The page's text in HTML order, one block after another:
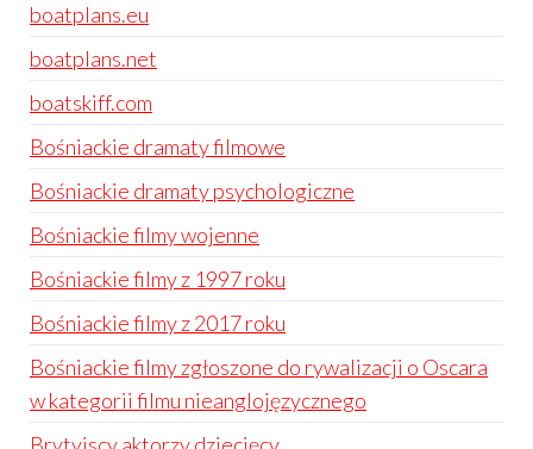
boatplans.eu
boatplans.net
boatskiff.com
Bośniackie dramaty filmowe
Bośniackie dramaty psychologiczne
Bośniackie filmy wojenne
Bośniackie filmy z 1997 roku
Bośniackie filmy z 2017 roku
Bośniackie filmy zgłoszone do rywalizacji o Oscara
w kategorii filmu nieanglojęzycznego